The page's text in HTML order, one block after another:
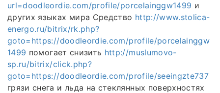
url=doodleordie.com/profile/porcelainggw1499 и
других языках мира Средство http://www.stolica-
energo.ru/bitrix/rk.php?
goto=https://doodleordie.com/profile/porcelainggw
1499 помогает снизить http://muslumovo-
sp.ru/bitrix/click.php?
goto=https://doodleordie.com/profile/seeingzte737
грязи снега и льда на стеклянных поверхностях